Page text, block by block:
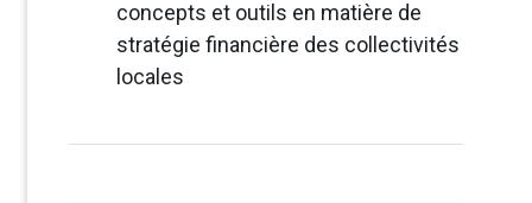
concepts et outils en matière de
stratégie financière des collectivités
locales